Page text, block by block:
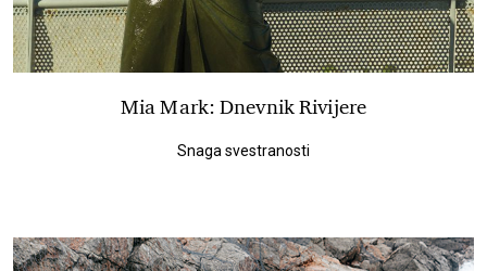
Mia Mark: Dnevnik Rivijere
Snaga svestranosti